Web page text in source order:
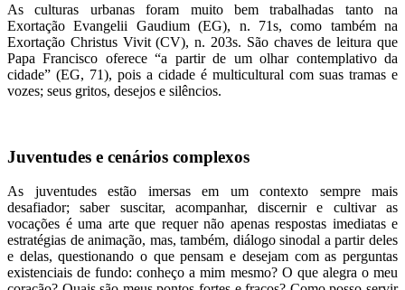
As culturas urbanas foram muito bem trabalhadas tanto na
Exortação Evangelii Gaudium (EG), n. 71s, como também na
Exortação Christus Vivit (CV), n. 203s. São chaves de leitura que
Papa Francisco oferece “a partir de um olhar contemplativo da
cidade” (EG, 71), pois a cidade é multicultural com suas tramas e
vozes; seus gritos, desejos e silêncios.
Juventudes e cenários complexos
As juventudes estão imersas em um contexto sempre mais
desafiador; saber suscitar, acompanhar, discernir e cultivar as
vocações é uma arte que requer não apenas respostas imediatas e
estratégias de animação, mas, também, diálogo sinodal a partir deles
e delas, questionando o que pensam e desejam com as perguntas
existenciais de fundo: conheço a mim mesmo? O que alegra o meu